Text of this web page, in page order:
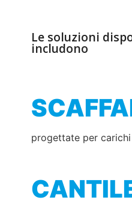
Le soluzioni
includono
progettate per